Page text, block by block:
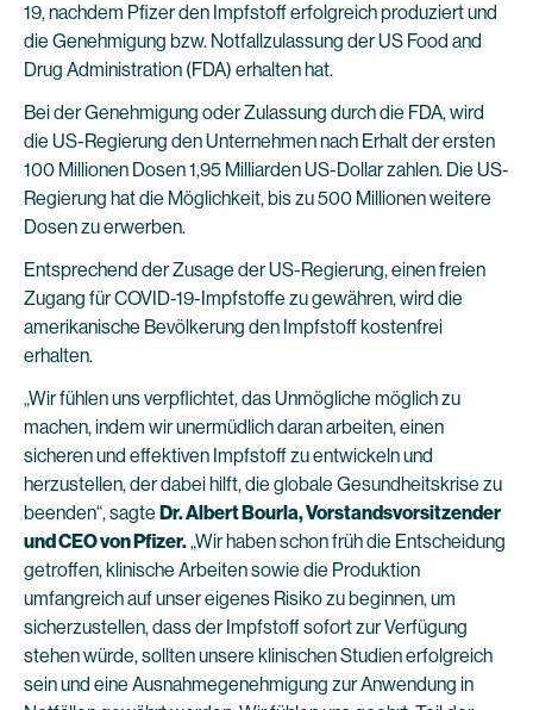
19, nachdem Pfizer den Impfstoff erfolgreich produziert und
die Genehmigung bzw. Notfallzulassung der US Food and
Drug Administration (FDA) erhalten hat.
Bei der Genehmigung oder Zulassung durch die FDA, wird
die US-Regierung den Unternehmen nach Erhalt der ersten
100 Millionen Dosen 1,95 Milliarden US-Dollar zahlen. Die US-
Regierung hat die Möglichkeit, bis zu 500 Millionen weitere
Dosen zu erwerben.
Entsprechend der Zusage der US-Regierung, einen freien
Zugang für COVID-19-Impfstoffe zu gewähren, wird die
amerikanische Bevölkerung den Impfstoff kostenfrei
erhalten.
„Wir fühlen uns verpflichtet, das Unmögliche möglich zu
machen, indem wir unermüdlich daran arbeiten, einen
sicheren und effektiven Impfstoff zu entwickeln und
herzustellen, der dabei hilft, die globale Gesundheitskrise zu
beenden“, sagte Dr. Albert Bourla, Vorstandsvorsitzender
und CEO von Pfizer.„Wir haben schon früh die Entscheidung
getroffen, klinische Arbeiten sowie die Produktion
umfangreich auf unser eigenes Risiko zu beginnen, um
sicherzustellen, dass der Impfstoff sofort zur Verfügung
stehen würde, sollten unsere klinischen Studien erfolgreich
sein und eine Ausnahmegenehmigung zur Anwendung in